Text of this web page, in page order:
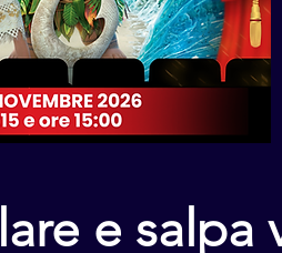
e salpa